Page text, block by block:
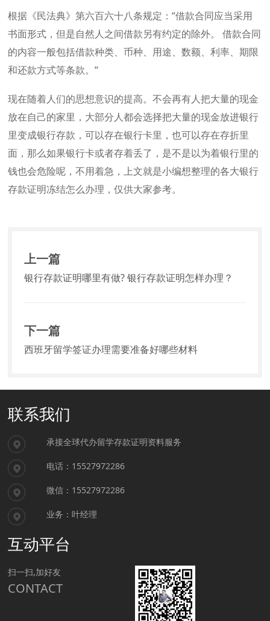
根据《民法典》第六百六十八条规定：“借款合同应当采用
书面形式，但是自然人之间借款另有约定的除外。 借款合同
的内容一般包括借款种类、币种、用途、数额、利率、期限
和还款方式等条款。“
现在随着人们的思想意识的提高。不会再有人把大量的现金
放在自己的家里，大部分人都会选择把大量的现金放进银行
里变成银行存款，可以存在银行卡里，也可以存在存折里
面，那么如果银行卡或者存着丢了，是不是以为着银行里的
钱也会危险呢，不用着急，上文就是小编想整理的各大银行
存款证明冻结怎么办理，仅供大家参考。
上一篇
银行存款证明哪里有做? 银行存款证明怎样办理？
下一篇
西班牙留学签证办理需要准备好哪些材料
联系我们
承接全球代办留学存款证明资料服务
电话：15527972286
微信：15527972286
业务：叶经理
互动平台
扫一扫,加好友
CONTACT